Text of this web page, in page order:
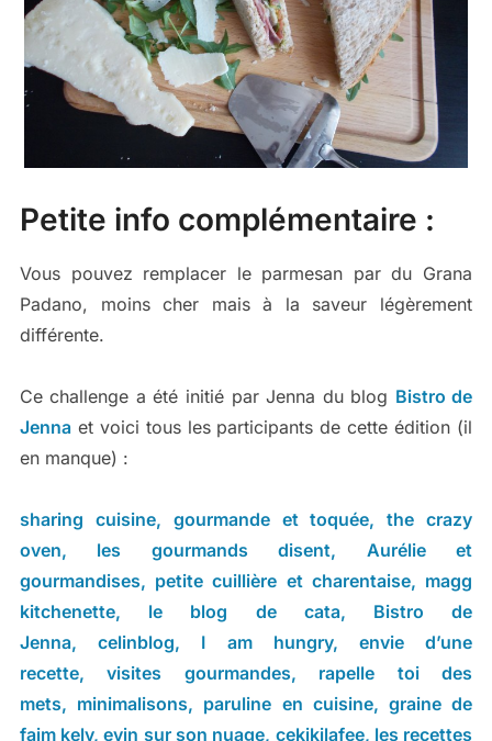
Petite info complémentaire :
Vous pouvez remplacer le parmesan par du Grana
Padano, moins cher mais à la saveur légèrement
différente.
Ce challenge a été initié par Jenna du blog Bistro de
Jennaet voici tous les participants de cette édition (il
en manque) :
sharing cuisine, gourmande et toquée,the crazy
oven, les gourmands disent, Aurélie et
gourmandises, petite cuillière et charentaise, magg
kitchenette, le blog de cata, Bistro de
Jenna,celinblog, I am hungry, envie d’une
recette,visites gourmandes, rapelle toi des
mets, minimalisons, paruline en cuisine, graine de
faim kely,evin sur son nuage, cekikilafee, les recettes